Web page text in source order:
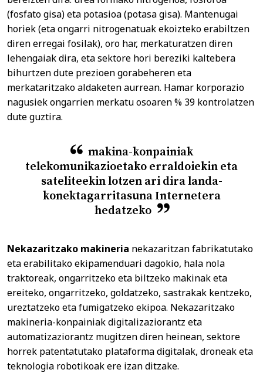
(fosfato gisa) eta potasioa (potasa gisa). Mantenugai
horiek (eta ongarri nitrogenatuak ekoizteko erabiltzen
diren erregai fosilak), oro har, merkaturatzen diren
lehengaiak dira, eta sektore hori bereziki kaltebera
bihurtzen dute prezioen gorabeheren eta
merkataritzako aldaketen aurrean. Hamar korporazio
nagusiek ongarrien merkatu osoaren % 39 kontrolatzen
dute guztira.
makina-konpainiak
telekomunikazioetako erraldoiekin eta
sateliteekin lotzen ari dira landa-
konektagarritasuna Internetera
hedatzeko
Nekazaritzako makineria nekazaritzan fabrikatutako
eta erabilitako ekipamenduari dagokio, hala nola
traktoreak, ongarritzeko eta biltzeko makinak eta
ereiteko, ongarritzeko, goldatzeko, sastrakak kentzeko,
ureztatzeko eta fumigatzeko ekipoa. Nekazaritzako
makineria-konpainiak digitalizaziorantz eta
automatizaziorantz mugitzen diren heinean, sektore
horrek patentatutako plataforma digitalak, droneak eta
teknologia robotikoak ere izan ditzake.